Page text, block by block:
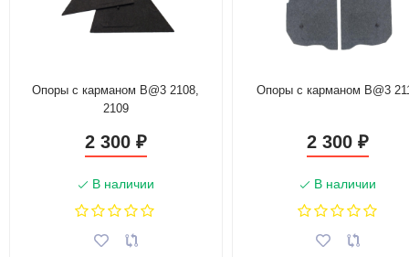
Опоры с карманом B@3 2108,
2109
2 300 ₽
В наличии
Опоры с карманом B@3
2 300₽
В наличии